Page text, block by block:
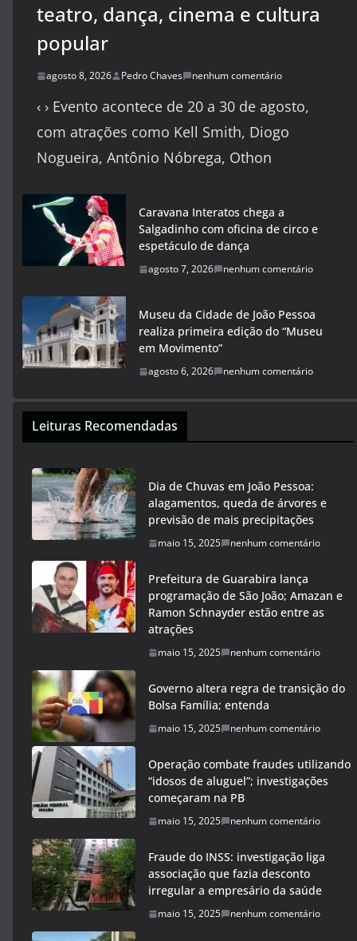
teatro, dança, cinema e cultura
popular
agosto 8, 2026 Pedro Chaves nenhum comentário
‹ › Evento acontece de 20 a 30 de agosto,
com atrações como Kell Smith, Diogo
Nogueira, Antônio Nóbrega, Othon
Caravana Interatos chega a
Salgadinho com oficina de circo e
espetáculo de dança
agosto 7, 2026 nenhum comentário
Museu da Cidade de João Pessoa
realiza primeira edição do “Museu
em Movimento”
agosto 6, 2026 nenhum comentário
Leituras Recomendadas
Dia de Chuvas em João Pessoa:
alagamentos, queda de árvores e
previsão de mais precipitações
maio 15, 2025 nenhum comentário
Prefeitura de Guarabira lança
programação de São João; Amazan e
Ramon Schnayder estão entre as
atrações
maio 15, 2025 nenhum comentário
Governo altera regra de transição do
Bolsa Família; entenda
maio 15, 2025 nenhum comentário
Operação combate fraudes utilizando
“idosos de aluguel”; investigações
começaram na PB
maio 15, 2025 nenhum comentário
Fraude do INSS: investigação liga
associação que fazia desconto
irregular a empresário da saúde
maio 15, 2025 nenhum comentário